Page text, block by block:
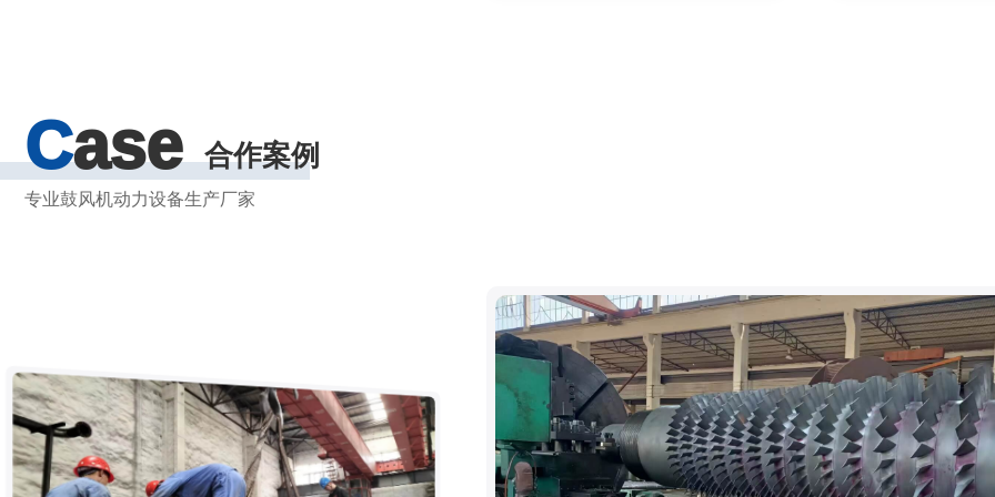
Case 合作案例
专业鼓风机动力设备生产厂家